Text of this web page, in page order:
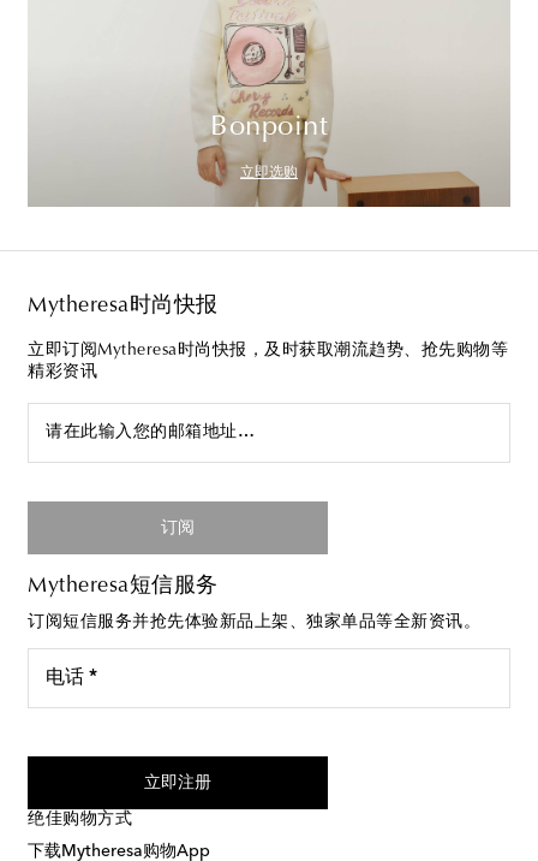
Bonpoint
立即选购
Mytheresa时尚快报
立即订阅Mytheresa时尚快报，及时获取潮流趋势、抢先购物等
精彩资讯
请在此输入您的邮箱地址…
订阅
Mytheresa短信服务
订阅短信服务并抢先体验新品上架、独家单品等全新资讯。
电话 *
立即注册
绝佳购物方式
下载Mytheresa购物App